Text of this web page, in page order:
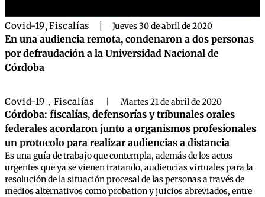
Covid-19,Fiscalías Jueves 30 de abril de 2020
En una audiencia remota, condenaron a dos personas
por defraudación a la Universidad Nacional de
Córdoba
Covid-19 , Fiscalías Martes 21 de abril de 2020
Córdoba: fiscalías, defensorías y tribunales orales
federales acordaron junto a organismos profesionales
un protocolo para realizar audiencias a distancia
Es una guía de trabajo que contempla, además de los actos
urgentes que ya se vienen tratando, audiencias virtuales para la
resolución de la situación procesal de las personas a través de
medios alternativos como probation y juicios abreviados, entre